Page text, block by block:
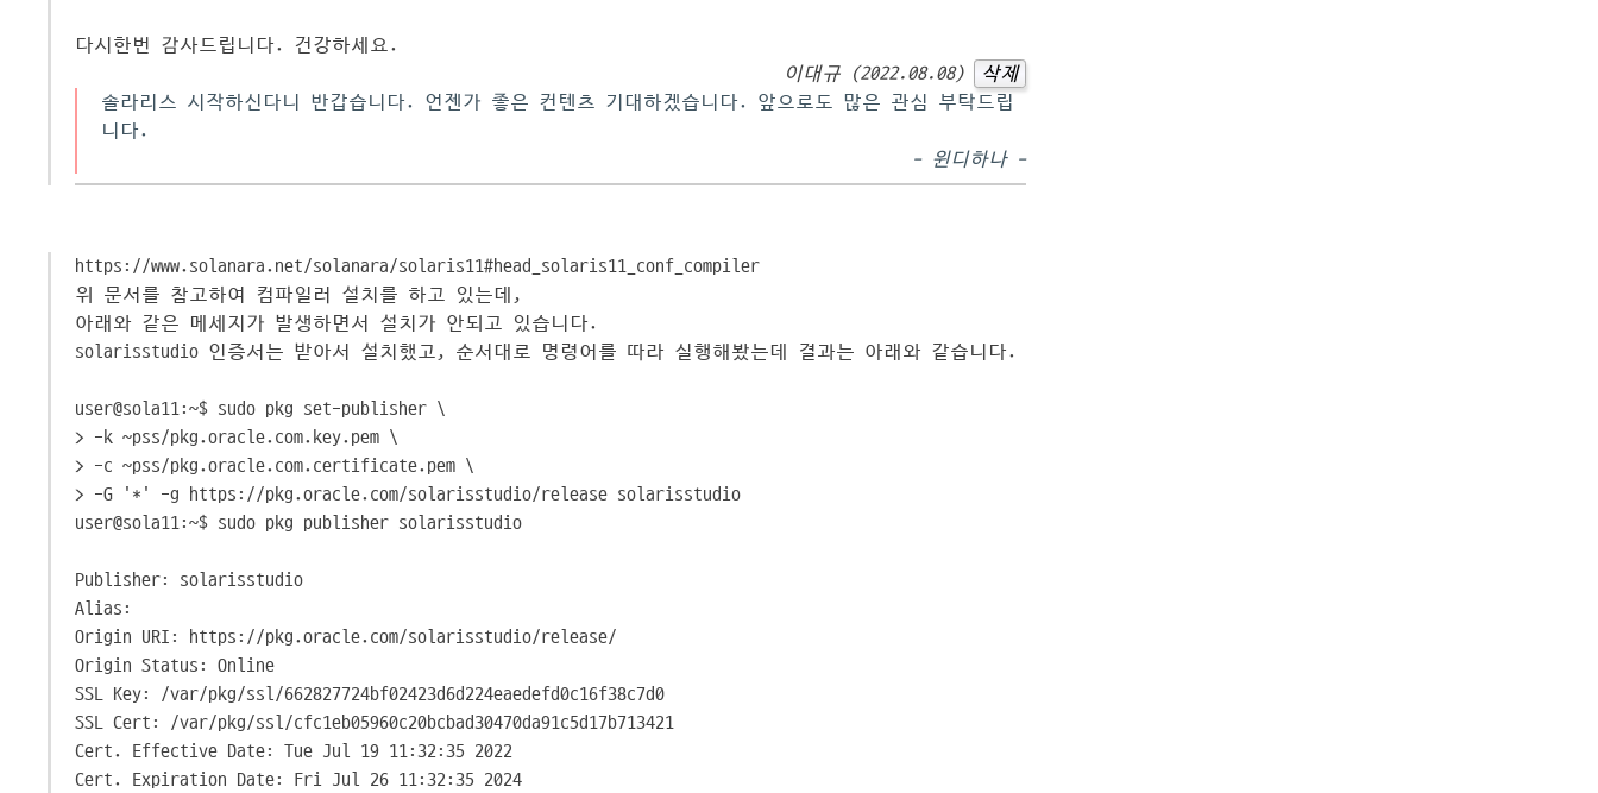
다시한번 감사드립니다. 건강하세요.
이대규 (2022.08.08)
삭제
솔라리스 시작하신다니 반갑습니다. 언젠가 좋은 컨텐츠 기대하겠습니다. 앞으로도 많은 관심 부탁드립
니다.
- 윈디하나 -
https://www.solanara.net/solanara/solaris11#head_solaris11_conf_compiler
위 문서를 참고하여 컴파일러 설치를 하고 있는데,
아래와 같은 메세지가 발생하면서 설치가 안되고 있습니다.
solarisstudio 인증서는 받아서 설치했고, 순서대로 명령어를 따라 실행해봤는데 결과는 아래와 같습니다.
user@sola11:~$ sudo pkg set-publisher \
> -k ~pss/pkg.oracle.com.key.pem \
> -c ~pss/pkg.oracle.com.certificate.pem \
> -G '*' -g https://pkg.oracle.com/solarisstudio/release solarisstudio
user@sola11:~$ sudo pkg publisher solarisstudio
Publisher: solarisstudio
Alias:
Origin URI: https://pkg.oracle.com/solarisstudio/release/
Origin Status: Online
SSL Key: /var/pkg/ssl/662827724bf02423d6d224eaedefd0c16f38c7d0
SSL Cert: /var/pkg/ssl/cfc1eb05960c20bcbad30470da91c5d17b713421
Cert. Effective Date: Tue Jul 19 11:32:35 2022
Cert. Expiration Date: Fri Jul 26 11:32:35 2024